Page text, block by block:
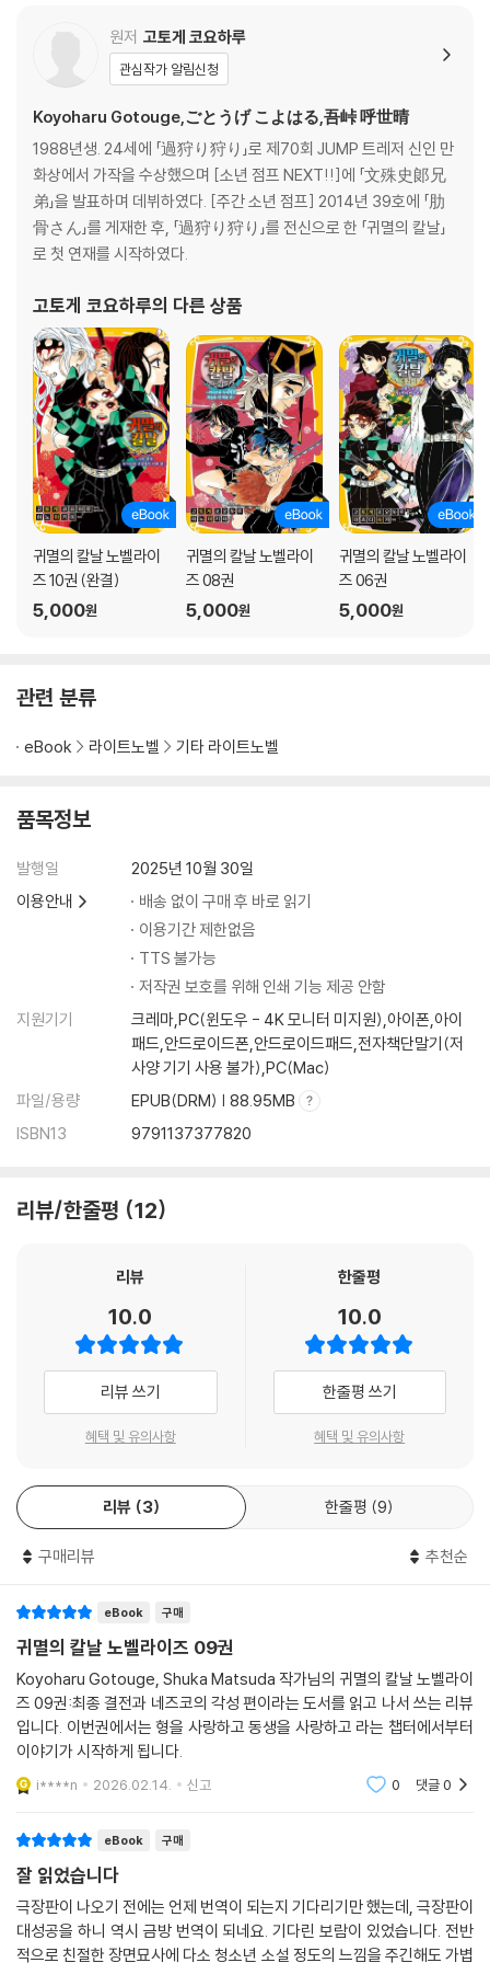
원저 고토게 코요하루
관심작가 알림신청
Koyoharu Gotouge,ごとうげ こよはる,吾峠 呼世晴
1988년생. 24세에 「過狩り狩り」로 제70회 JUMP 트레저 신인 만
화상에서 가작을 수상했으며 [소년 점프 NEXT!!]에 「文殊史郞兄
弟」을 발표하며 데뷔하였다. [주간 소년 점프] 2014년 39호에 「肋
骨さん」를 게재한 후, 「過狩り狩り」를 전신으로 한 「귀멸의 칼날」
로 첫 연재를 시작하였다.
고토게 코요하루의 다른 상품
귀멸의 칼날 노벨라이
즈 10권 (완결)
5,000원
귀멸의 칼날 노벨라이
즈 08권
5,000원
귀멸의 칼날 노벨라이
즈 06권
5,000원
관련 분류
eBook 라이트노벨 기타 라이트노벨
품목정보
발행일
2025년 10월 30일
이용안내
배송 없이 구매 후 바로 읽기
이용기간 제한없음
TTS 불가능
저작권 보호를 위해 인쇄 기능 제공 안함
지원기기
크레마,PC(윈도우 - 4K 모니터 미지원),아이폰,아이
패드,안드로이드폰,안드로이드패드,전자책단말기(저
사양 기기 사용 불가),PC(Mac)
파일/용량
EPUB(DRM) | 88.95MB
ISBN13
9791137377820
리뷰/한줄평 12
리뷰
10.0
리뷰 쓰기
혜택 및 유의사항
한줄평
10.0
한줄평 쓰기
혜택 및 유의사항
리뷰 3 한줄평 9
구매리뷰 추천순
eBook 구매
귀멸의 칼날 노벨라이즈 09권
Koyoharu Gotouge, Shuka Matsuda 작가님의 귀멸의 칼날 노벨라이
즈 09권:최종 결전과 네즈코의 각성 편이라는 도서를 읽고 나서 쓰는 리뷰
입니다. 이번권에서는 형을 사랑하고 동생을 사랑하고 라는 챕터에서부터
이야기가 시작하게 됩니다.
i****n 2026.02.14. 신고 0 댓글0
eBook 구매
잘 읽었습니다
극장판이 나오기 전에는 언제 번역이 되는지 기다리기만 했는데, 극장판이
대성공을 하니 역시 금방 번역이 되네요. 기다린 보람이 있었습니다. 전반
적으로 친절한 장면묘사에 다소 청소년 소설 정도의 느낌을 주긴해도 가볍